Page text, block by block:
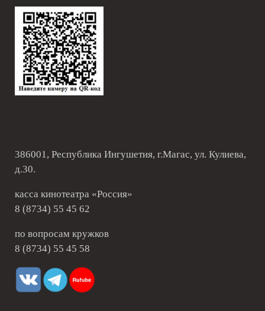
386001, Республика Ингушетия, г.Магас, ул. Кулиева,
д.30.
касса кинотеатра «Россия»
8 (8734) 55 45 62
по вопросам кружков
8 (8734) 55 45 58